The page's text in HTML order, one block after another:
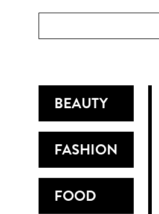
BEAUTY
FASHION
FOOD